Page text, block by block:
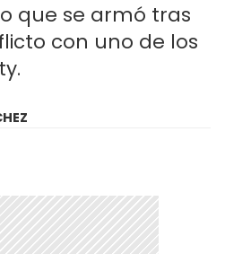
que se armó tras
con uno de los